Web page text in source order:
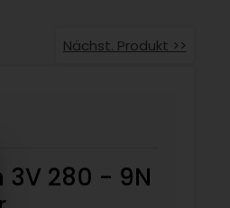
Nächst. Produkt >>
3V 280 - 9N